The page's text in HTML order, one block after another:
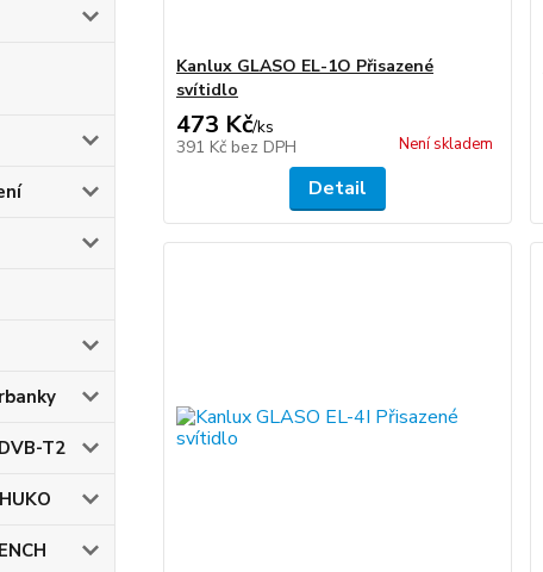
T2
Kanlux GLASO EL-1O Přisazené
svítidlo
473 Kč/ks
391 Kč bez DPH Není skladem
Detail